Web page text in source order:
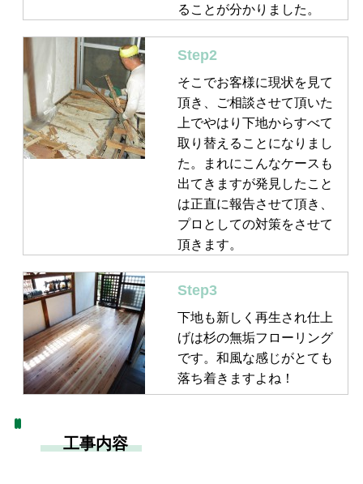
ることが分かりました。
Step2
そこでお客様に現状を見て
頂き、ご相談させて頂いた
上でやはり下地からすべて
取り替えることになりまし
た。まれにこんなケースも
出てきますが発見したこと
は正直に報告させて頂き、
プロとしての対策をさせて
頂きます。
Step3
下地も新しく再生され仕上
げは杉の無垢フローリング
です。和風な感じがとても
落ち着きますよね！
工事内容